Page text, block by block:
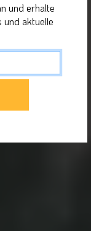
und erhalte
aktuelle